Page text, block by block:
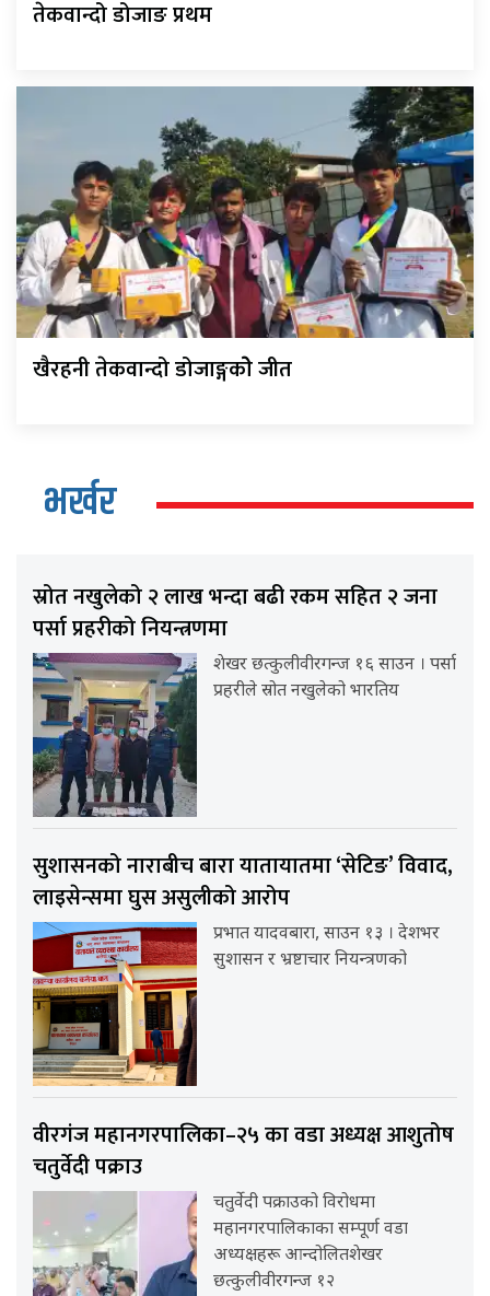
तेकवान्दो डोजाङ प्रथम
खैरहनी तेकवान्दो डोजाङ्गकोे जीत
भर्खर
स्रोत नखुलेको २ लाख भन्दा बढी रकम सहित २ जना
पर्सा प्रहरीको नियन्त्रणमा
शेखर छत्कुलीवीरगन्ज १६ साउन । पर्सा
प्रहरीले स्रोत नखुलेको भारतिय
सुशासनको नाराबीच बारा यातायातमा ‘सेटिङ’ विवाद,
लाइसेन्समा घुस असुलीको आरोप
प्रभात यादवबारा, साउन १३ । देशभर
सुशासन र भ्रष्टाचार नियन्त्रणको
वीरगंज महानगरपालिका–२५ का वडा अध्यक्ष आशुतोष
चतुर्वेदी पक्राउ
चतुर्वेदी पक्राउको विरोधमा
महानगरपालिकाका सम्पूर्ण वडा
अध्यक्षहरू आन्दोलितशेखर
छत्कुलीवीरगन्ज १२